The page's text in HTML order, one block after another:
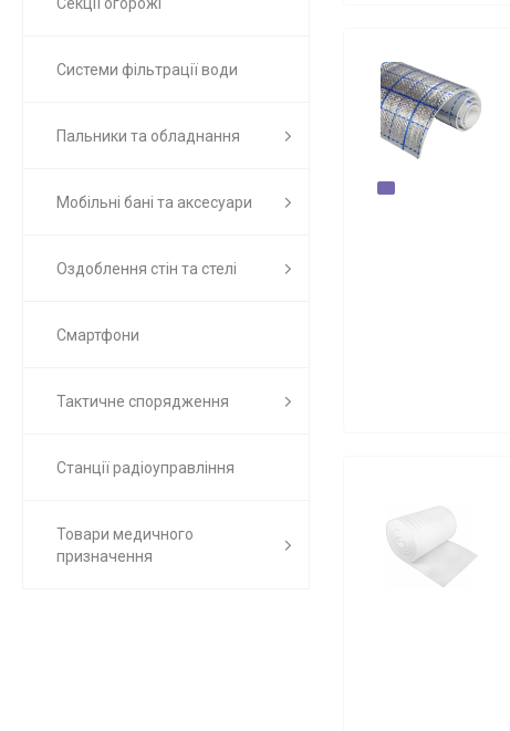
Системи фільтрації води
Пальники та обладнання
Мобільні бані та аксесуари
Оздоблення стін та стелі
Смартфони
Тактичне спорядження
Станції радіоуправління
Товари медичного
призначення